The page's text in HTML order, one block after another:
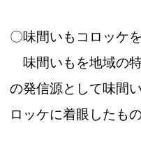
〇味間いもコロッケ
味間いもを地域の
の発信源として味間
ロッケに着眼したもの